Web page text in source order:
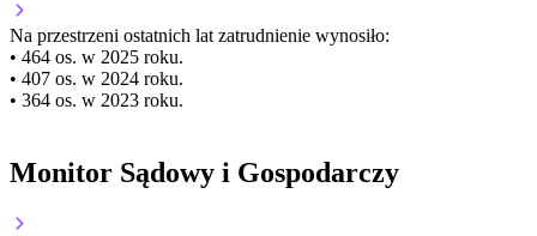
Na przestrzeni ostatnich lat zatrudnienie wynosiło:
• 464 os. w 2025 roku.
• 407 os. w 2024 roku.
• 364 os. w 2023 roku.
Monitor Sądowy i Gospodarczy